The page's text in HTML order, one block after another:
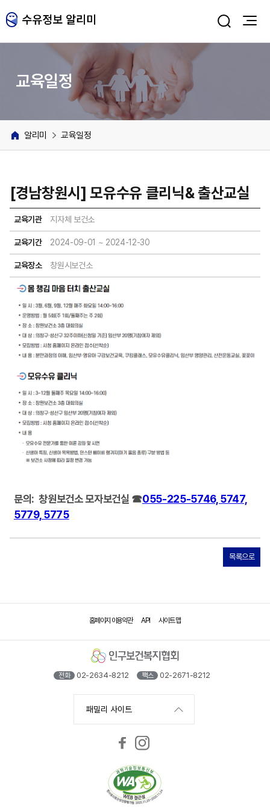
교육일정
알리미 교육일정
[경남창원시] 모유수유 클리닉& 출산교실
교육기관 지자체 보건소
교육기간 2024-09-01 ~ 2024-12-30
교육장소 창원시보건소
문의:창원보건소 모자보건실 ☎055-225-5746, 5747,
5779, 5775
목록으로
홈페이지 이용약관 API 사이트 맵
전화 02-2634-8212 팩스 02-2671-8212
패밀리 사이트